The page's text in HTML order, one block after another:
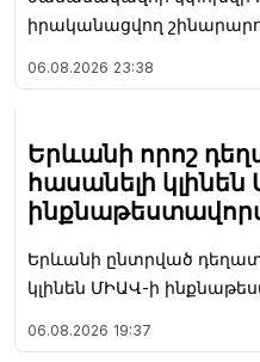
իրականացվող
06.08.2026 23:38
Երևանի որոշ
հասանելի
Երևանի ընտրված
կլինեն ՄԻԱՎ-ի
06.08.2026 19:37